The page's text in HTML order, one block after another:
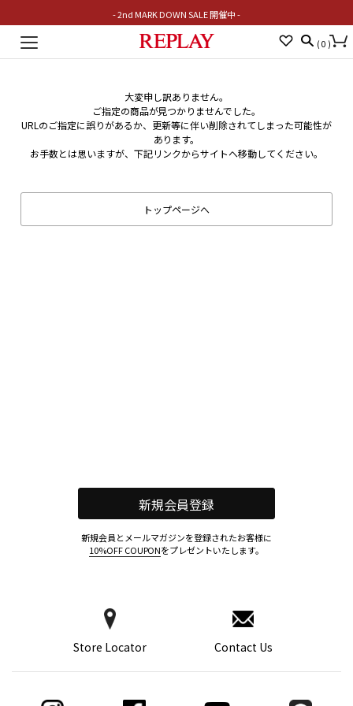
- 2nd MARK DOWN SALE 開催中 -
Toggle
( 0 )
大変申し訳ありません。
ご指定の商品が見つかりませんでした。
URLのご指定に誤りがあるか、更新等に伴い削除されてしまった可能性が
あります。
お手数とは思いますが、下記リンクからサイトへ移動してください。
トップページへ
Store Locator Contact Us
新規会員登録
新規会員とメールマガジンを登録されたお客様に
10%OFF COUPONをプレゼントいたします。